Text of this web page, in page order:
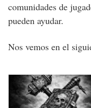
comunidades de
pueden ayudar.
Nos vemos en el